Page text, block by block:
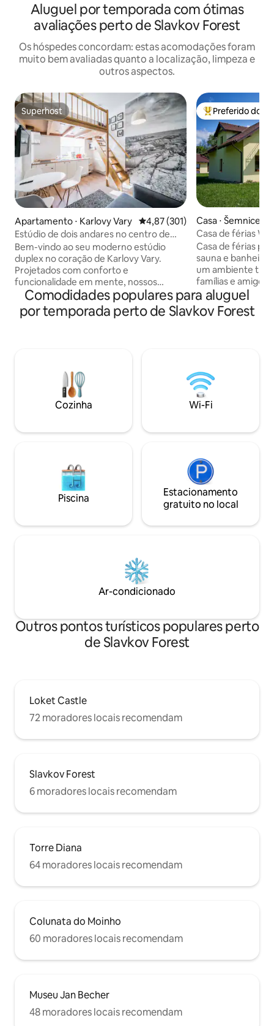
Aluguel por temporada com ótimas
avaliações perto de Slavkov Forest
Os hóspedes concordam: estas acomodações foram
muito bem avaliadas quanto a localização, limpeza e
outros aspectos.
Superhost
Superhost
Apartamento ⋅ Karlovy Vary 4,87 de uma avaliação média de
4,87 (301)
Estúdio de dois andares no centro de
Karlovy Vary
Bem-vindo ao seu moderno estúdio
duplex no coração de Karlovy Vary.
Projetados com conforto e
funcionalidade em mente, nossos
apartamentos duplex oferecem um
layout elegante de dois andares que cria
um ambiente espaçoso, mas acolhedor
Wi-Fi de alta velocidade, Smart TV com
Netflix, Apple TV e detalhes de interior
cuidadosamente selecionados para
ajudar você a se sentir em casa desde o
estão localizados no centro de Karlovy
restaurantes e atrações locais, mas
ainda assim oferecem um espaço calmo
e relaxante para descansar depois de
explorar a cidade. Para sua comodidade,
fácil e sem contato, dando a você total
disponível online e fica feliz em ajudar
com recomendações, dúvidas ou
qualquer coisa que você possa precisar
para que sua estadia seja confortável,
relaxante e inesquecível — seja a sua
visita a Karlovy Vary a lazer, a trabalho,
Entre os
Preferido dos
Casa ⋅ Šemnice
Casa de férias
MRNULAND
Casa de férias
sauna e banheira
um ambiente
famílias e amigos
conforto e
4 quartos
totalmente
na casa. Jardim
infantil, fogueira
bola para
estacionamento
para não
Comodidades populares para aluguel
por temporada perto de Slavkov Forest
Cozinha Wi-Fi
Piscina
Estacionamento
gratuito no local
Ar-condicionado
Outros pontos turísticos populares perto
de Slavkov Forest
Loket Castle
72 moradores locais recomendam
Slavkov Forest
6 moradores locais recomendam
Torre Diana
64 moradores locais recomendam
Colunata do Moinho
60 moradores locais recomendam
Museu Jan Becher
48 moradores locais recomendam